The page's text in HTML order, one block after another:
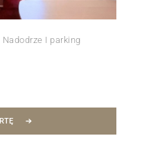
I parking